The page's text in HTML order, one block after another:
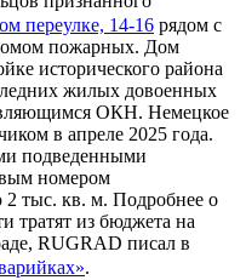
переулке, 14-16 рядом с
пожарных. Дом
исторического района
жилых довоенных
ОКН. Немецкое
в апреле 2025 года.
подведенными
номером
тыс. кв. м. Подробнее о
тратят из бюджета на
RUGRAD писал в
.